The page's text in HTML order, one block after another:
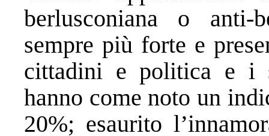
berlusconiana o anti-
sempre più forte e
cittadini e politica e i
hanno come noto un
20%; esaurito